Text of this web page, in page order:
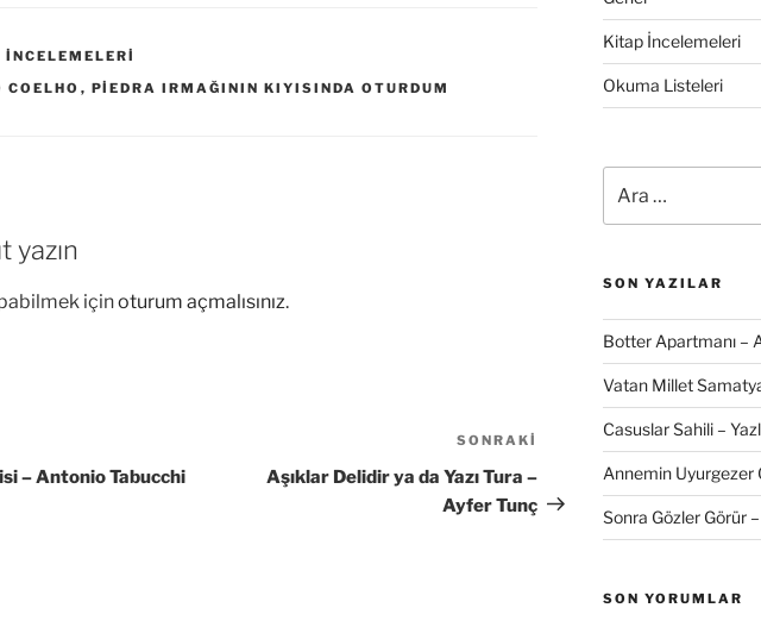
COELHO , PIEDRA IRMAĞININ KIYISINDA OTURDUM
yazın
içinoturum açmalısınız.
– Antonio Tabucchi
Sonraki
SONRAKI
Aşıklar Delidir ya da Yazı Tura –
Ayfer Tunç
Kitap İncelemeleri
Okuma Listeleri
SON YAZILAR
Botter Apartmanı –
Vatan Millet
Casuslar Sahili –
Annemin Uyurgezer
Sonra Gözler Görür
SON YORUMLAR